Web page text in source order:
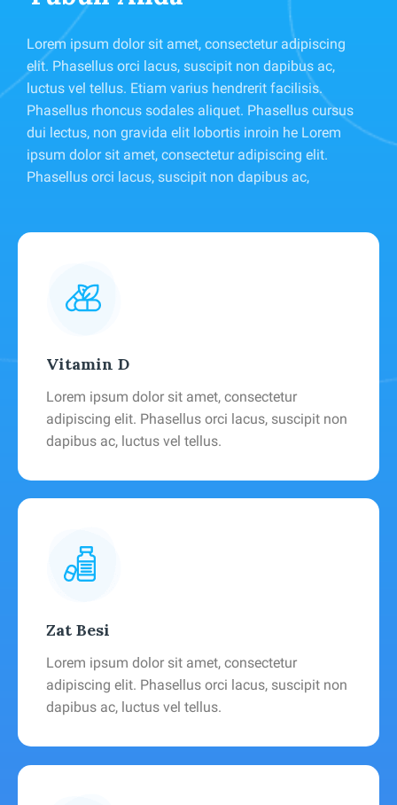
Lorem ipsum dolor sit amet, consectetur adipiscing
elit. Phasellus orci lacus, suscipit non dapibus ac,
luctus vel tellus. Etiam varius hendrerit facilisis.
Phasellus rhoncus sodales aliquet. Phasellus cursus
dui lectus, non gravida elit lobortis inroin he Lorem
ipsum dolor sit amet, consectetur adipiscing elit.
Phasellus orci lacus, suscipit non dapibus ac,
Vitamin D
Lorem ipsum dolor sit amet, consectetur
adipiscing elit. Phasellus orci lacus, suscipit non
dapibus ac, luctus vel tellus.
Zat Besi
Lorem ipsum dolor sit amet, consectetur
adipiscing elit. Phasellus orci lacus, suscipit non
dapibus ac, luctus vel tellus.